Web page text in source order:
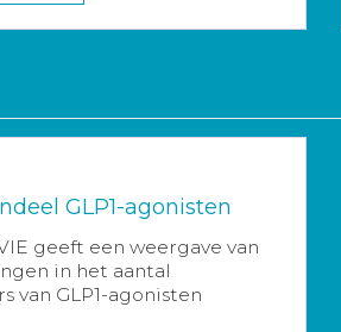
GLP1-agonisten
geeft een weergave van
in het aantal
van GLP1-agonisten